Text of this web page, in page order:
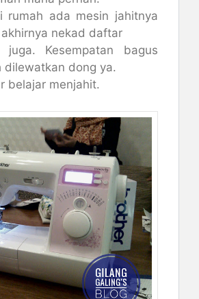
rumah ada mesin jahitnya
nekad daftar
Kesempatan bagus
dilewatkan dong ya.
belajar menjahit.